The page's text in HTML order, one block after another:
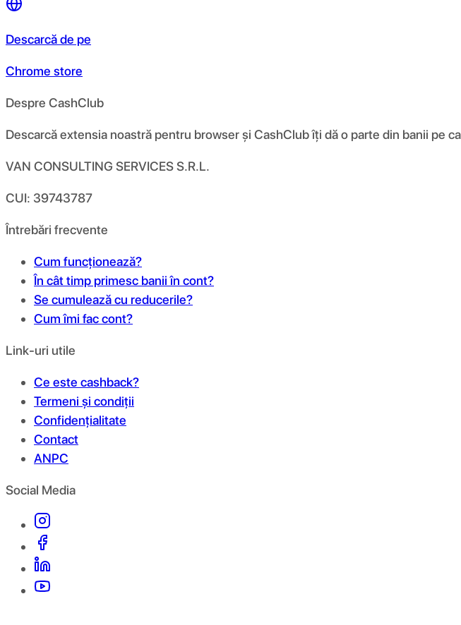
Descarcă de pe
Chrome store
Despre CashClub
Descarcă extensia noastră pentru browser și CashClub îți dă o parte din banii pe
VAN CONSULTING SERVICES S.R.L.
CUI: 39743787
Întrebări frecvente
Cum funcționează?
În cât timp primesc banii în cont?
Se cumulează cu reducerile?
Cum îmi fac cont?
Link-uri utile
Ce este cashback?
Termeni și condiții
Confidențialitate
Contact
ANPC
Social Media